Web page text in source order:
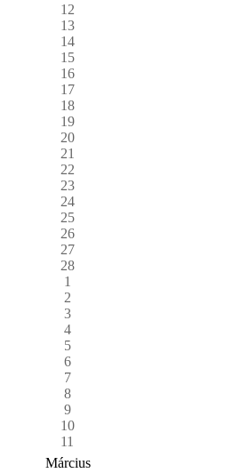
12
13
14
15
16
17
18
19
20
21
22
23
24
25
26
27
28
1
2
3
4
5
6
7
8
9
10
11
Március